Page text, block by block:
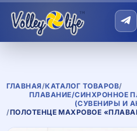
ГЛАВНАЯ/КАТАЛОГ ТОВАРОВ/
ПЛАВАНИЕ/СИНХРОННОЕ
(СУВЕНИРЫ И
/ПОЛОТЕНЦЕ МАХРОВОЕ